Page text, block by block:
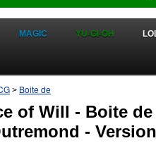
MAGIC YU-GI-OH
> Boite de
of Will - Boite
-